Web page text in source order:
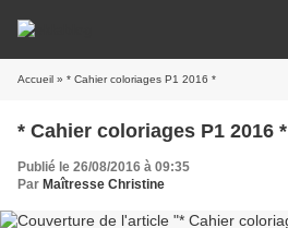
Accueil » * Cahier coloriages P1 2016 *
* Cahier coloriages P1 2016 *
Publié le 26/08/2016 à 09:35
Par Maîtresse Christine